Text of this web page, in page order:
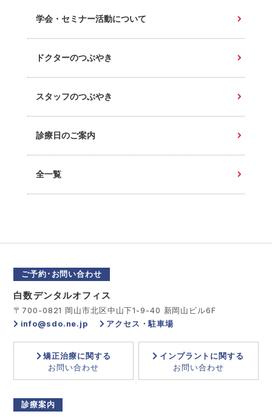
学会・セミナー活動について
ドクターのつぶやき
スタッフのつぶやき
診療日のご案内
全一覧
ご予約･お問い合わせ
白数デンタルオフィス
〒700-0821 岡山市北区中山下1-9-40 新岡山ビル6F
info@sdo.ne.jp
アクセス・駐車場
矯正治療に関する
お問い合わせ
インプラントに関する
お問い合わせ
診療案内